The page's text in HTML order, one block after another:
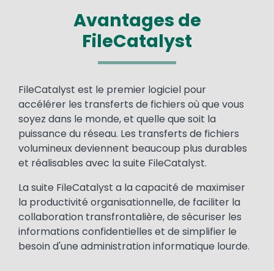
Avantages de
FileCatalyst
Text
FileCatalyst est le premier logiciel pour
accélérer les transferts de fichiers où que vous
soyez dans le monde, et quelle que soit la
puissance du réseau. Les transferts de fichiers
volumineux deviennent beaucoup plus durables
et réalisables avec la suite FileCatalyst.
La suite FileCatalyst a la capacité de maximiser
la productivité organisationnelle, de faciliter la
collaboration transfrontalière, de sécuriser les
informations confidentielles et de simplifier le
besoin d'une administration informatique lourde.